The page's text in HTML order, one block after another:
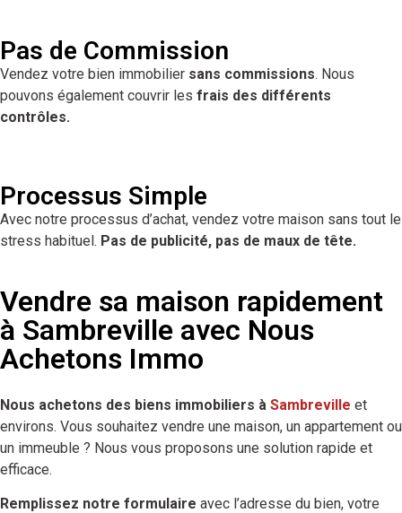
Pas de Commission
Vendez votre bien immobilier sans commissions. Nous
pouvons également couvrir les frais des différents
contrôles.
Processus Simple
Avec notre processus d’achat, vendez votre maison sans tout le
stress habituel. Pas de publicité, pas de maux de tête.
Vendre sa maison rapidement
à Sambreville avec Nous
Achetons Immo
Nous achetons des biens immobiliers à Sambreville et
environs. Vous souhaitez vendre une maison, un appartement ou
un immeuble ? Nous vous proposons une solution rapide et
efficace.
Remplissez notre formulaire avec l’adresse du bien, votre